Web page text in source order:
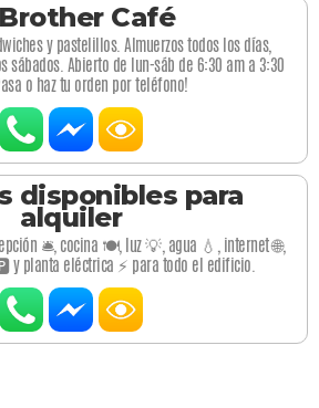
Café
y pastelillos. Almuerzos todos los días,
sábados. Abierto de lun-sáb de 6:30 am a 3:30
o haz tu orden por teléfono!
disponibles para
alquiler
🛎️, cocina 🍽️, luz 💡, agua 💧, internet 🌐,
y planta eléctrica ⚡ para todo el edificio.